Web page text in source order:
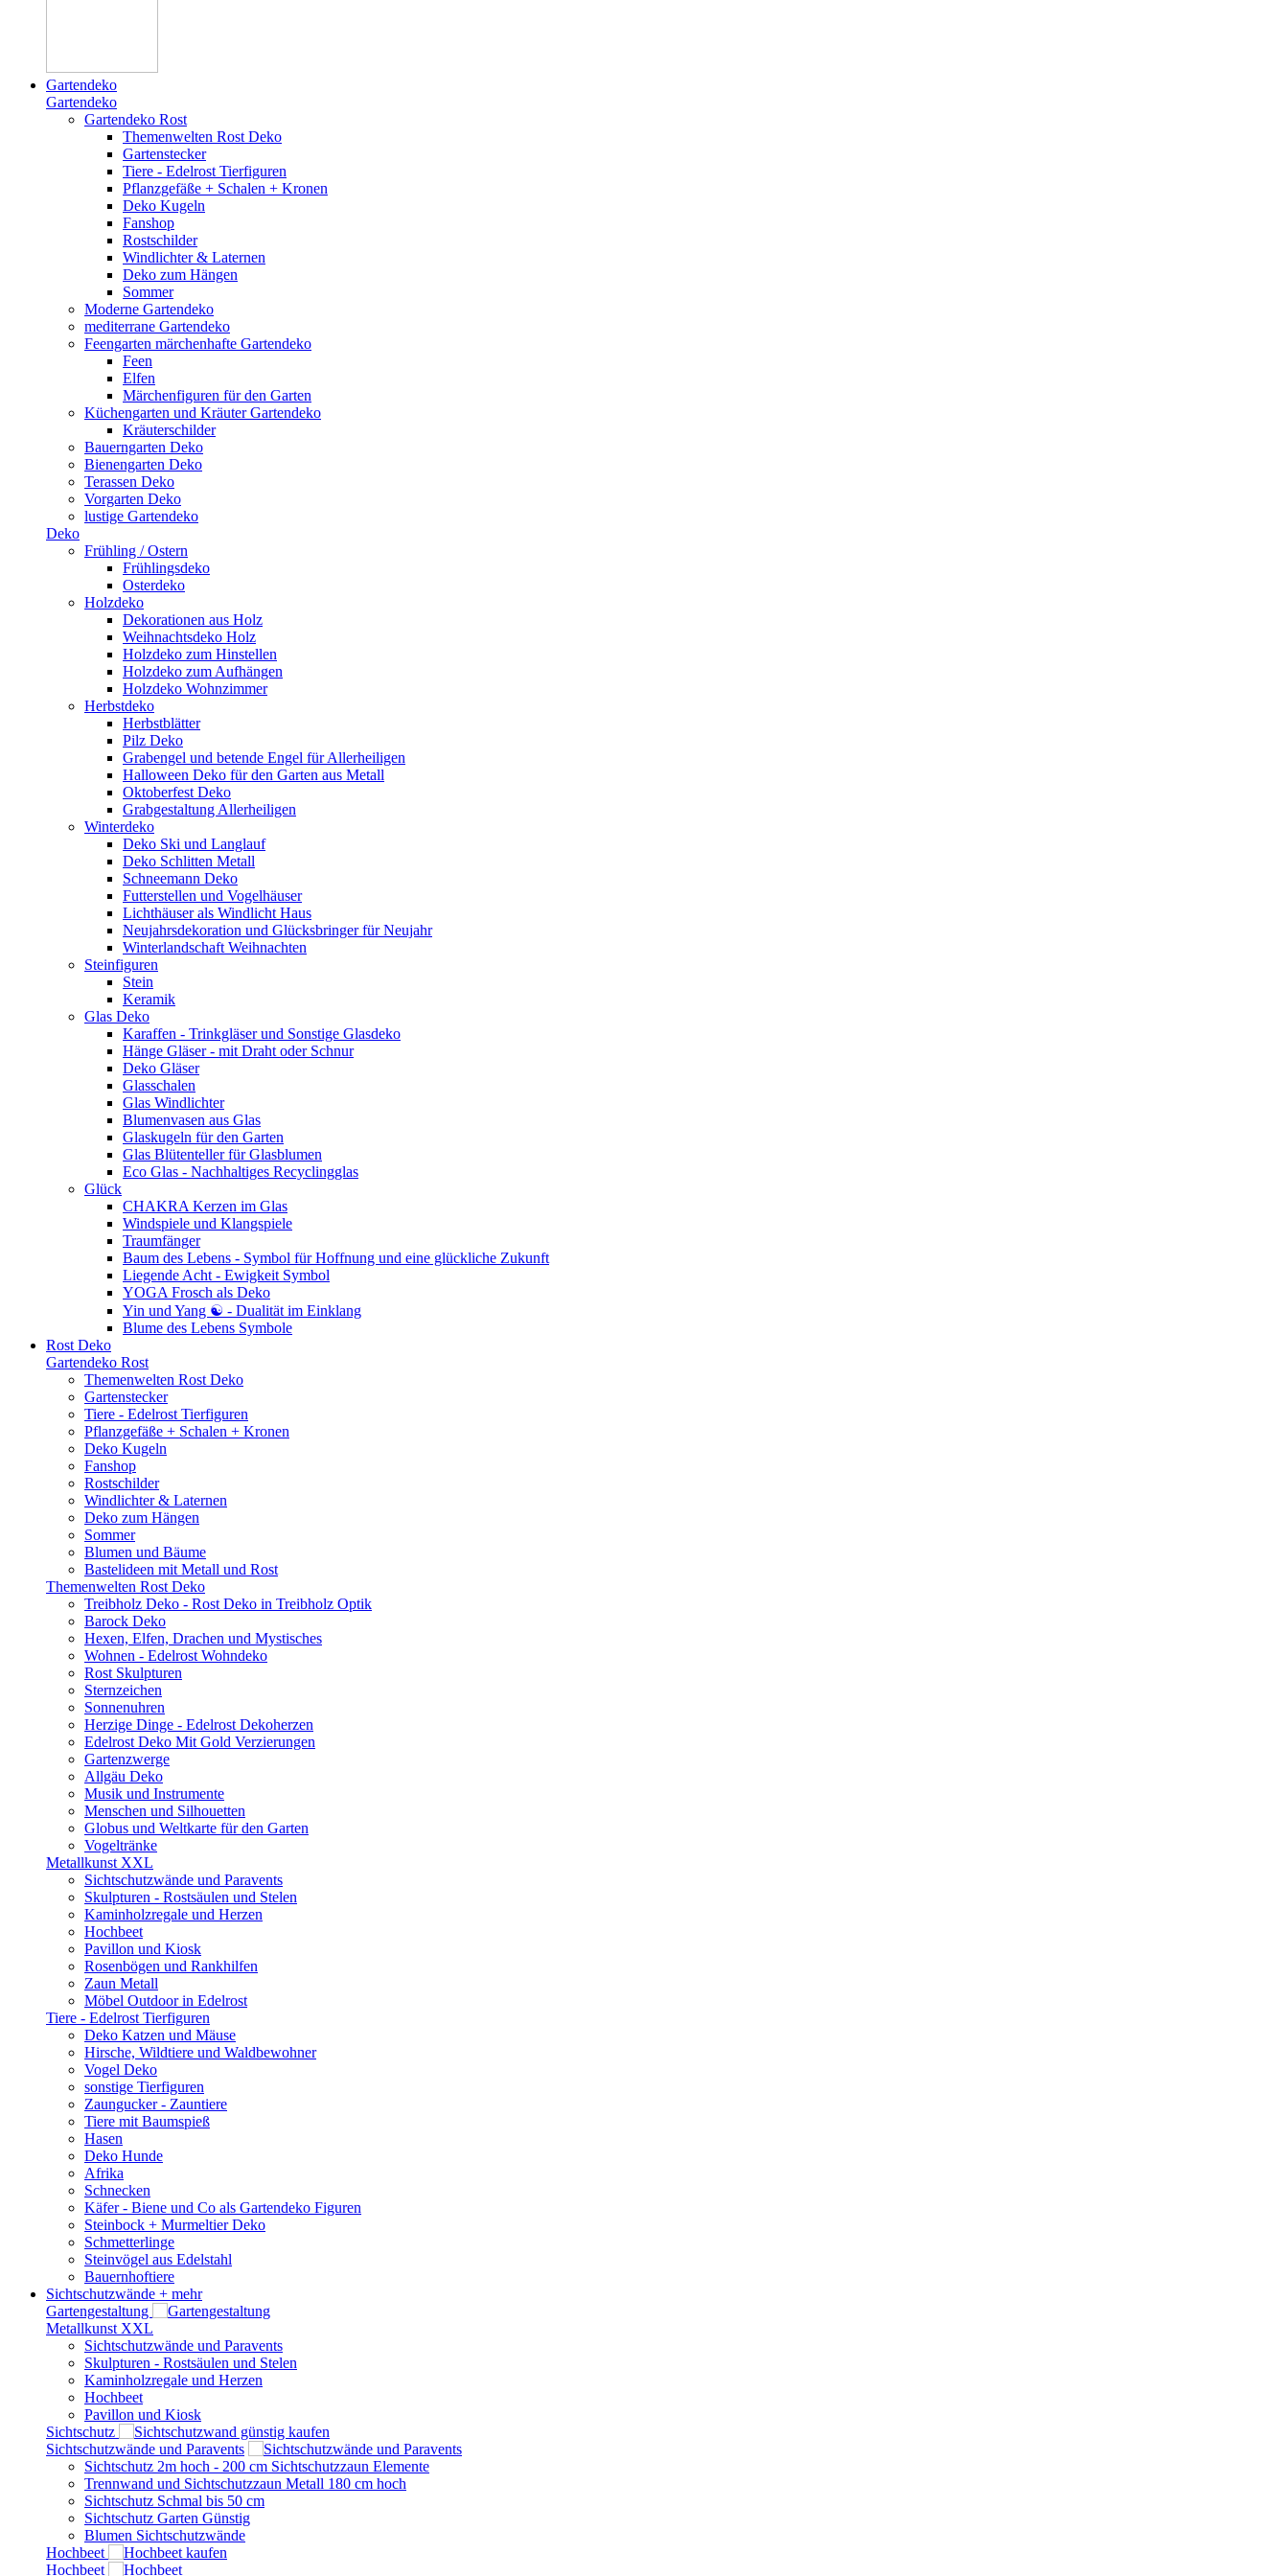
Gartendeko
Gartendeko
Gartendeko Rost
Themenwelten Rost Deko
Gartenstecker
Tiere - Edelrost Tierfiguren
Pflanzgefäße + Schalen + Kronen
Deko Kugeln
Fanshop
Rostschilder
Windlichter & Laternen
Deko zum Hängen
Sommer
Moderne Gartendeko
mediterrane Gartendeko
Feengarten märchenhafte Gartendeko
Feen
Elfen
Märchenfiguren für den Garten
Küchengarten und Kräuter Gartendeko
Kräuterschilder
Bauerngarten Deko
Bienengarten Deko
Terassen Deko
Vorgarten Deko
lustige Gartendeko
Deko
Frühling / Ostern
Frühlingsdeko
Osterdeko
Holzdeko
Dekorationen aus Holz
Weihnachtsdeko Holz
Holzdeko zum Hinstellen
Holzdeko zum Aufhängen
Holzdeko Wohnzimmer
Herbstdeko
Herbstblätter
Pilz Deko
Grabengel und betende Engel für Allerheiligen
Halloween Deko für den Garten aus Metall
Oktoberfest Deko
Grabgestaltung Allerheiligen
Winterdeko
Deko Ski und Langlauf
Deko Schlitten Metall
Schneemann Deko
Futterstellen und Vogelhäuser
Lichthäuser als Windlicht Haus
Neujahrsdekoration und Glücksbringer für Neujahr
Winterlandschaft Weihnachten
Steinfiguren
Stein
Keramik
Glas Deko
Karaffen - Trinkgläser und Sonstige Glasdeko
Hänge Gläser - mit Draht oder Schnur
Deko Gläser
Glasschalen
Glas Windlichter
Blumenvasen aus Glas
Glaskugeln für den Garten
Glas Blütenteller für Glasblumen
Eco Glas - Nachhaltiges Recyclingglas
Glück
CHAKRA Kerzen im Glas
Windspiele und Klangspiele
Traumfänger
Baum des Lebens - Symbol für Hoffnung und eine glückliche Zukunft
Liegende Acht - Ewigkeit Symbol
YOGA Frosch als Deko
Yin und Yang ☯ - Dualität im Einklang
Blume des Lebens Symbole
Rost Deko
Gartendeko Rost
Themenwelten Rost Deko
Gartenstecker
Tiere - Edelrost Tierfiguren
Pflanzgefäße + Schalen + Kronen
Deko Kugeln
Fanshop
Rostschilder
Windlichter & Laternen
Deko zum Hängen
Sommer
Blumen und Bäume
Bastelideen mit Metall und Rost
Themenwelten Rost Deko
Treibholz Deko - Rost Deko in Treibholz Optik
Barock Deko
Hexen, Elfen, Drachen und Mystisches
Wohnen - Edelrost Wohndeko
Rost Skulpturen
Sternzeichen
Sonnenuhren
Herzige Dinge - Edelrost Dekoherzen
Edelrost Deko Mit Gold Verzierungen
Gartenzwerge
Allgäu Deko
Musik und Instrumente
Menschen und Silhouetten
Globus und Weltkarte für den Garten
Vogeltränke
Metallkunst XXL
Sichtschutzwände und Paravents
Skulpturen - Rostsäulen und Stelen
Kaminholzregale und Herzen
Hochbeet
Pavillon und Kiosk
Rosenbögen und Rankhilfen
Zaun Metall
Möbel Outdoor in Edelrost
Tiere - Edelrost Tierfiguren
Deko Katzen und Mäuse
Hirsche, Wildtiere und Waldbewohner
Vogel Deko
sonstige Tierfiguren
Zaungucker - Zauntiere
Tiere mit Baumspieß
Hasen
Deko Hunde
Afrika
Schnecken
Käfer - Biene und Co als Gartendeko Figuren
Steinbock + Murmeltier Deko
Schmetterlinge
Steinvögel aus Edelstahl
Bauernhoftiere
Sichtschutzwände + mehr
Gartengestaltung
Metallkunst XXL
Sichtschutzwände und Paravents
Skulpturen - Rostsäulen und Stelen
Kaminholzregale und Herzen
Hochbeet
Pavillon und Kiosk
Sichtschutz
Sichtschutzwände und Paravents
Sichtschutz 2m hoch - 200 cm Sichtschutzzaun Elemente
Trennwand und Sichtschutzzaun Metall 180 cm hoch
Sichtschutz Schmal bis 50 cm
Sichtschutz Garten Günstig
Blumen Sichtschutzwände
Hochbeet
Hochbeet